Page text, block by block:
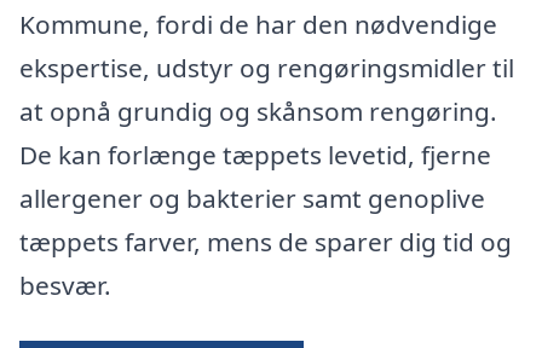
Kommune, fordi de har den nødvendige
ekspertise, udstyr og rengøringsmidler til
at opnå grundig og skånsom rengøring.
De kan forlænge tæppets levetid, fjerne
allergener og bakterier samt genoplive
tæppets farver, mens de sparer dig tid og
besvær.